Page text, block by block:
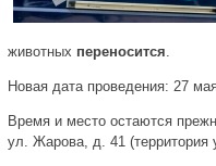
животных переносится.
Новая дата проведения: 27
Время и место остаются
ул. Жарова, д. 41 (территория